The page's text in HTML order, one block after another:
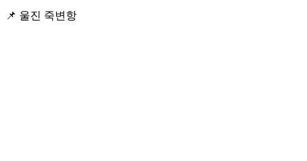
📌 울진 죽변항